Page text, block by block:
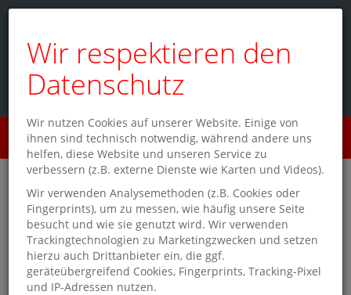
Wir respektieren den
Datenschutz
Wir nutzen Cookies auf unserer Website. Einige von
ihnen sind technisch notwendig, während andere uns
helfen, diese Website und unseren Service zu
verbessern (z.B. externe Dienste wie Karten und Videos).
Wir verwenden Analysemethoden (z.B. Cookies oder
Fingerprints), um zu messen, wie häufig unsere Seite
besucht und wie sie genutzt wird. Wir verwenden
Trackingtechnologien zu Marketingzwecken und setzen
hierzu auch Drittanbieter ein, die ggf.
geräteübergreifend Cookies, Fingerprints, Tracking-Pixel
und IP-Adressen nutzen.
Menü
Schmitt & Hahn Buch und
Presse Bücherland
Sinsheim